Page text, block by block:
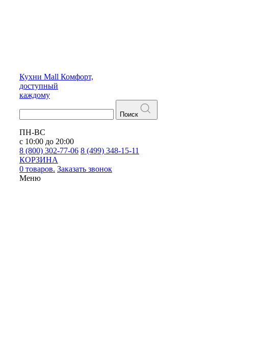
Кухни Mall Комфорт,
доступный
каждому
Поиск
ПН-ВС
с 10:00 до 20:00
8 (800) 302-77-06 8 (499) 348-15-11
КОРЗИНА
0 товаров. Заказать звонок
Меню